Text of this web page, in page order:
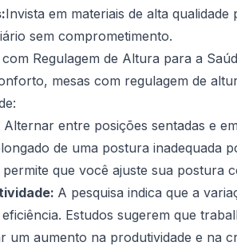
Invista em materiais de alta
sem comprometimento.
Regulagem de Altura para a
mesas com regulagem de
Alternar entre posições sentadas e
de uma postura inadequada
permite que você ajuste sua postura
A pesquisa indica que a
Estudos sugerem que
um aumento na produtividade e na